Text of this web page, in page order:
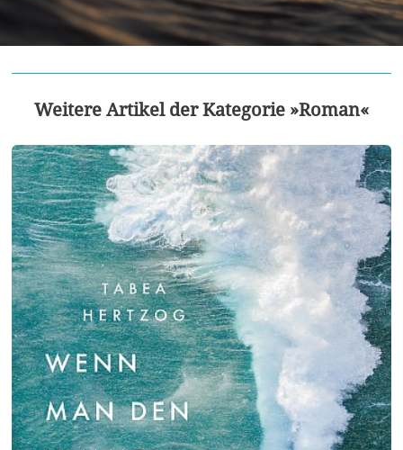
Weitere Artikel der Kategorie »Roman«